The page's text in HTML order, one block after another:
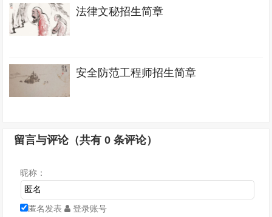
法律文秘招生简章
安全防范工程师招生简章
留言与评论（共有0 条评论）
昵称：
匿名发表 登录账号